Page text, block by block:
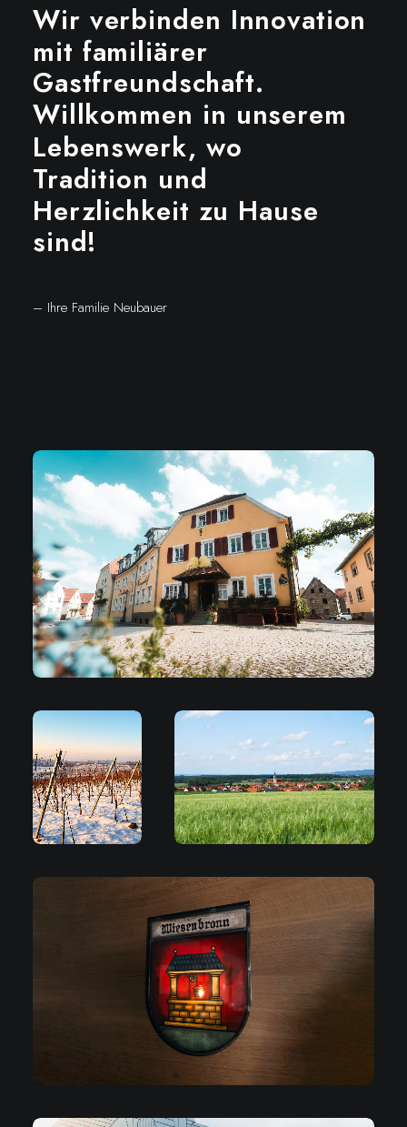
Wir verbinden Innovation
mit familiärer
Gastfreundschaft.
Willkommen in unserem
Lebenswerk, wo
Tradition und
Herzlichkeit zu Hause
sind!
– Ihre Familie Neubauer